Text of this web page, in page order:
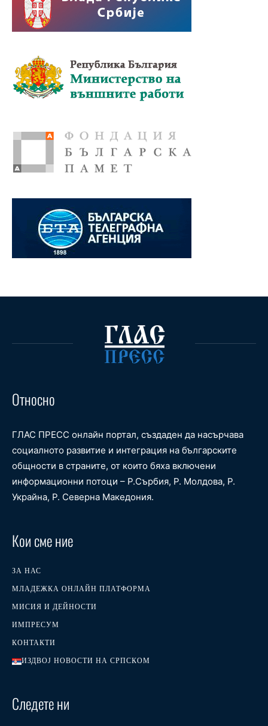
Относно
ГЛАС ПРЕСС онлайн портал, създаден да насърчава
социалното развитие и интеграция на българските
общности в страните, от които бяха включени
информационни потоци – Р.Сърбия, Р. Молдова, Р.
Украйна, Р. Северна Македония.
Кои сме ние
ЗА НАС
МЛАДЕЖКА ОНЛАЙН ПЛАТФОРМА
МИСИЯ И ДЕЙНОСТИ
ИМПРЕСУМ
КОНТАКТИ
ИЗДВОЈ НОВОСТИ НА СРПСКОМ
Следете ни